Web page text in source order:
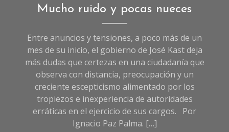
Opinión
Mucho ruido y pocas nueces
Entre anuncios y tensiones, a poco más de un
mes de su inicio, el gobierno de José Kast deja
más dudas que certezas en una ciudadanía que
observa con distancia, preocupación y un
creciente escepticismo alimentado por los
tropiezos e inexperiencia de autoridades
erráticas en el ejercicio de sus cargos. Por
Ignacio Paz Palma. […]